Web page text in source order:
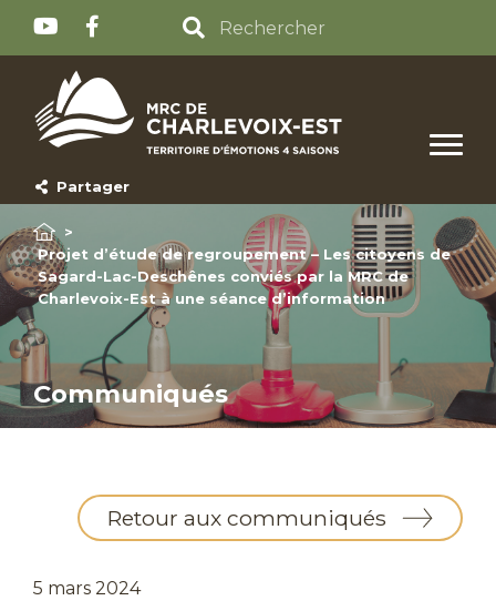
Partager
>
Projet d’étude de regroupement – Les citoyens de
Sagard-Lac-Deschênes conviés par la MRC de
Charlevoix-Est à une séance d’information
Communiqués
Retour aux communiqués
5 mars 2024